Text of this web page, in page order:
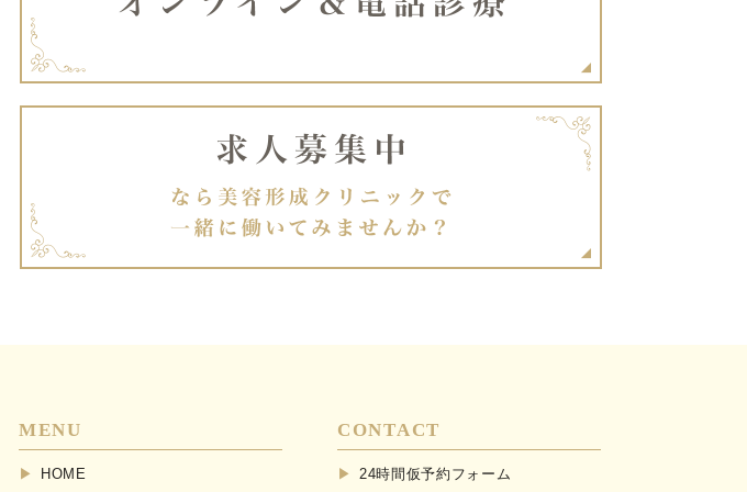
MENU
HOME
CONTACT
24時間仮予約フォーム